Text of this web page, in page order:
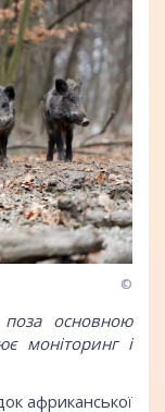
©
основною
моніторинг і
африканської